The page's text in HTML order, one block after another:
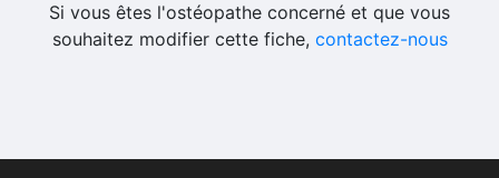
Si vous êtes l'ostéopathe concerné et que vous
souhaitez modifier cette fiche, contactez-nous